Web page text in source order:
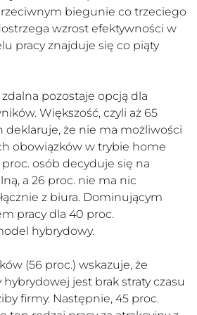
biegunie co trzeciego
wzrost efektywności w
pracy znajduje się co piąty
pozostaje opcją dla
Większość, czyli aż 65
deklaruje, że nie ma możliwości
obowiązków w trybie home
osób decyduje się na
a 26 proc. nie ma nic
z biura. Dominującym
pracy dla 40 proc.
hybrydowy.
(56 proc.) wskazuje, że
hybrydowej jest brak straty czasu
firmy. Następnie, 45 proc.